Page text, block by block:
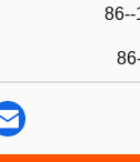
86--